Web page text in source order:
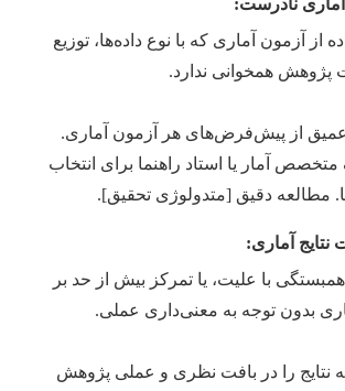
از آزمون آماری که با نوع داده‌ها، توزیع
پژوهش همخوانی ندارد.
از پیش‌فرض‌های هر آزمون آماری.
آمار یا استاد راهنما برای انتخاب
دقیق [متدولوژی تحقیق].
نتایج آماری:
با علیت، یا تمرکز بیش از حد بر
بدون توجه به معنی‌داری عملی.
نتایج را در بافت نظری و عملی پژوهش